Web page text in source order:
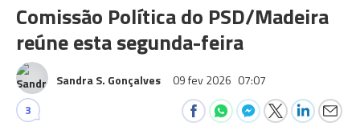
Comissão Política do PSD/Madeira
reúne esta segunda-feira
Sandra S. Gonçalves 09 fev 2026 07:07
3